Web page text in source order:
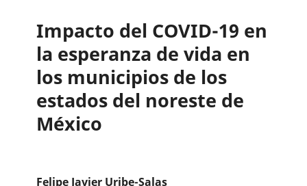
Impacto del COVID-19 en
la esperanza de vida en
los municipios de los
estados del noreste de
México
Felipe Javier Uribe-Salas